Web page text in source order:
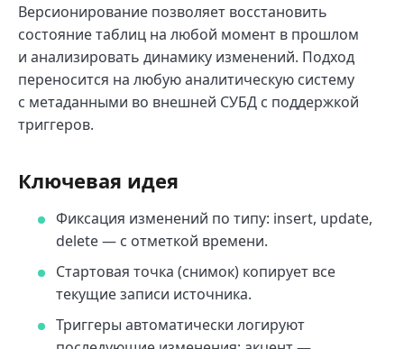
Версионирование позволяет восстановить
состояние таблиц на любой момент в прошлом
и анализировать динамику изменений. Подход
переносится на любую аналитическую систему
с метаданными во внешней СУБД с поддержкой
триггеров.
Ключевая идея
Фиксация изменений по типу: insert, update,
delete — с отметкой времени.
Стартовая точка (снимок) копирует все
текущие записи источника.
Триггеры автоматически логируют